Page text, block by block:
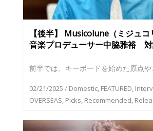
【後半】 Musicolune（ミジュ
音楽プロデューサー中脇雅裕 対
前半では、キーボードを始めた原点や
02/21/2025 / Domestic, FEATURED,
OVERSEAS, Picks, Recommended,